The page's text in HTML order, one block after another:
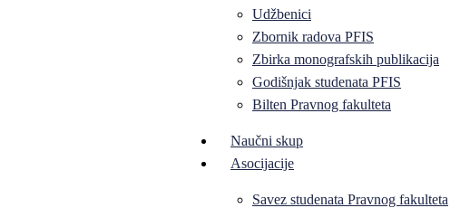
Udžbenici
Zbornik radova PFIS
Zbirka monografskih publikacija
Godišnjak studenata PFIS
Bilten Pravnog fakulteta
Naučni skup
Asocijacije
Savez studenata Pravnog fakulteta